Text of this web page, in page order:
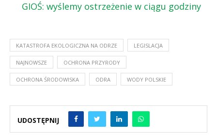
GIOŚ: wyślemy ostrzeżenie w ciągu godziny
KATASTROFA EKOLOGICZNA NA ODRZE LEGISLACJA
NAJNOWSZE OCHRONA PRZYRODY
OCHRONA ŚRODOWISKA ODRA WODY POLSKIE
UDOSTĘPNIJ